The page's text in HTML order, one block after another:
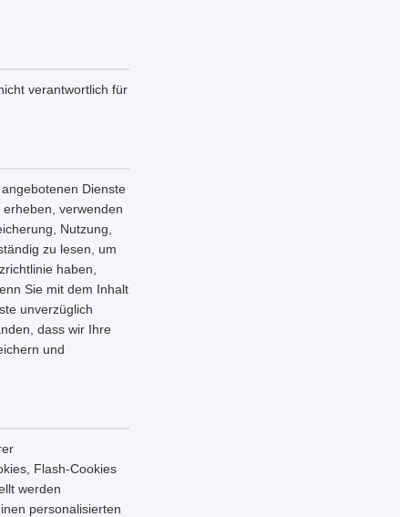
verantwortlich für
Dienste
verwenden
Nutzung,
zu lesen, um
haben,
Sie mit dem Inhalt
unverzüglich
dass wir Ihre
und
Flash-Cookies
werden
personalisierten